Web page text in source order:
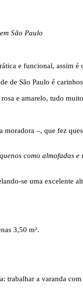
São Paulo
e funcional, assim
de São Paulo é
e amarelo, tudo
–, que fez
como almofadas
se uma excelente
3,50 m².
trabalhar a varanda